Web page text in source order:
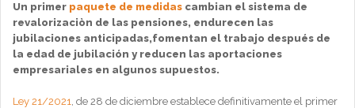
Un primer paquete de medidas cambian el sistema de
revalorizaciòn de las pensiones, endurecen las
jubilaciones anticipadas,fomentan el trabajo después de
la edad de jubilación y reducen las aportaciones
empresariales en algunos supuestos.
Ley 21/2021, de 28 de diciembre establece definitivamente el primer